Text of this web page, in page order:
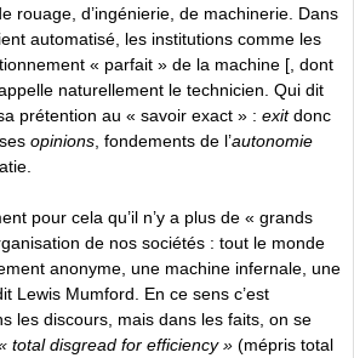
rouage, d’ingénierie, de machinerie. Dans
automatisé, les institutions comme les
« parfait » de la machine [, dont
naturellement le technicien. Qui dit
prétention au « savoir exact » : exitdonc
opinions , fondements de l’autonomie
pour cela qu’il n’y a plus de « grands
de nos sociétés : tout le monde
anonyme, une machine infernale, une
Lewis Mumford. En ce sens c’est
les discours, mais dans les faits, on se
total disgread for efficiency » (mépris total